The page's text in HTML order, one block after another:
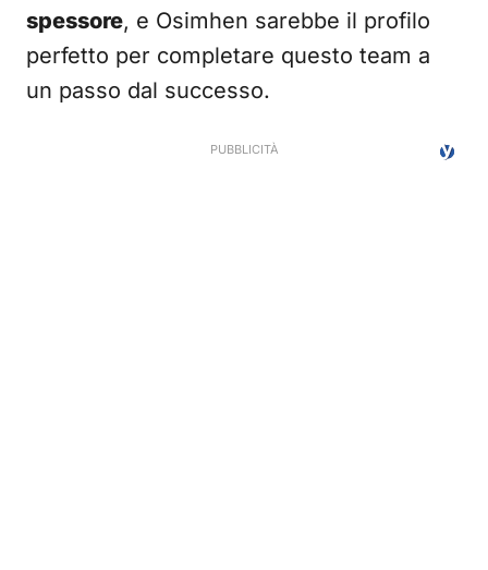
spessore, e Osimhen sarebbe il profilo
perfetto per completare questo team a
un passo dal successo.